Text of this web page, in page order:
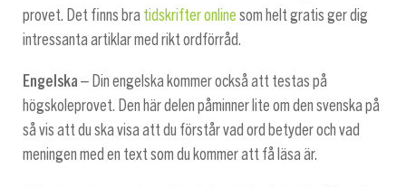
provet. Det finns bra tidskrifter online som helt gratis ger dig
intressanta artiklar med rikt ordförråd.
Engelska – Din engelska kommer också att testas på
högskoleprovet. Den här delen påminner lite om den svenska på
så vis att du ska visa att du förstår vad ord betyder och vad
meningen med en text som du kommer att få läsa är.